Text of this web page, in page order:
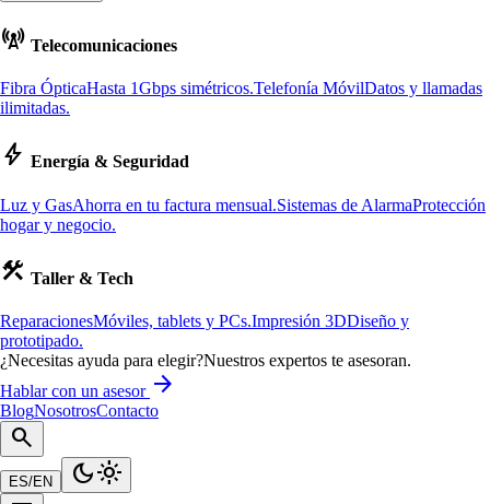
cell_tower Telecomunicaciones
Fibra ÓpticaHasta 1Gbps simétricos.Telefonía MóvilDatos y llamadas
ilimitadas.
bolt Energía & Seguridad
Luz y GasAhorra en tu factura mensual.Sistemas de AlarmaProtección
hogar y negocio.
construction Taller & Tech
ReparacionesMóviles, tablets y PCs.Impresión 3DDiseño y
prototipado.
¿Necesitas ayuda para elegir?Nuestros expertos te asesoran.
Hablar con un asesor arrow_forward
BlogNosotrosContacto
search
ES/EN dark_modelight_mode